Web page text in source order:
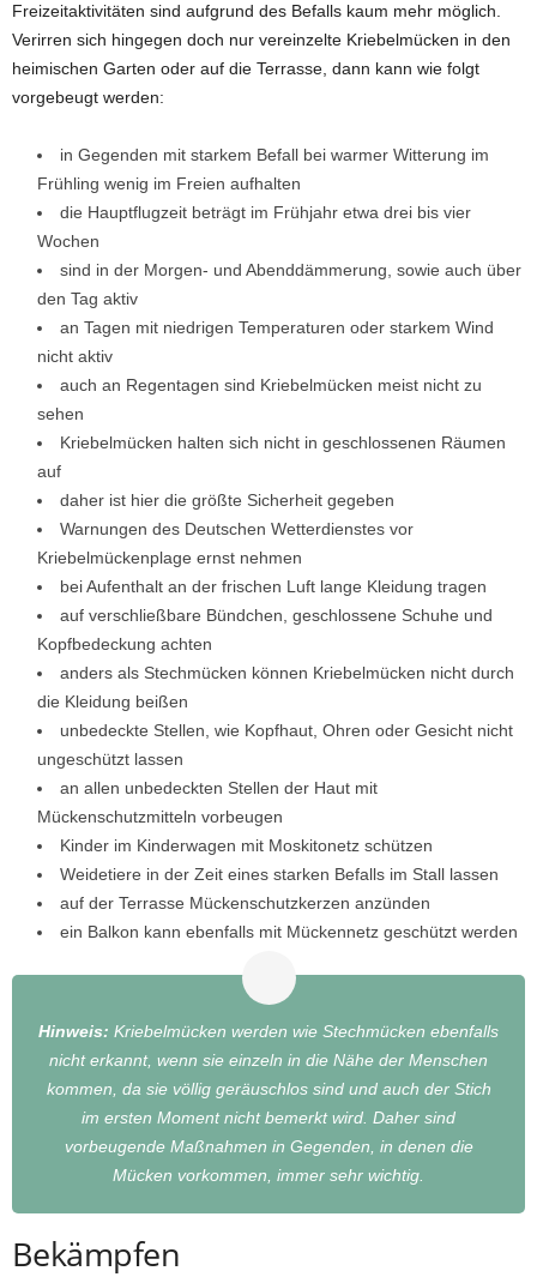
Freizeitaktivitäten sind aufgrund des Befalls kaum mehr möglich.
Verirren sich hingegen doch nur vereinzelte Kriebelmücken in den
heimischen Garten oder auf die Terrasse, dann kann wie folgt
vorgebeugt werden:
in Gegenden mit starkem Befall bei warmer Witterung im
Frühling wenig im Freien aufhalten
die Hauptflugzeit beträgt im Frühjahr etwa drei bis vier
Wochen
sind in der Morgen- und Abenddämmerung, sowie auch über
den Tag aktiv
an Tagen mit niedrigen Temperaturen oder starkem Wind
nicht aktiv
auch an Regentagen sind Kriebelmücken meist nicht zu
sehen
Kriebelmücken halten sich nicht in geschlossenen Räumen
auf
daher ist hier die größte Sicherheit gegeben
Warnungen des Deutschen Wetterdienstes vor
Kriebelmückenplage ernst nehmen
bei Aufenthalt an der frischen Luft lange Kleidung tragen
auf verschließbare Bündchen, geschlossene Schuhe und
Kopfbedeckung achten
anders als Stechmücken können Kriebelmücken nicht durch
die Kleidung beißen
unbedeckte Stellen, wie Kopfhaut, Ohren oder Gesicht nicht
ungeschützt lassen
an allen unbedeckten Stellen der Haut mit
Mückenschutzmitteln vorbeugen
Kinder im Kinderwagen mit Moskitonetz schützen
Weidetiere in der Zeit eines starken Befalls im Stall lassen
auf der Terrasse Mückenschutzkerzen anzünden
ein Balkon kann ebenfalls mit Mückennetz geschützt werden
Hinweis: Kriebelmücken werden wie Stechmücken ebenfalls
nicht erkannt, wenn sie einzeln in die Nähe der Menschen
kommen, da sie völlig geräuschlos sind und auch der Stich
im ersten Moment nicht bemerkt wird. Daher sind
vorbeugende Maßnahmen in Gegenden, in denen die
Mücken vorkommen, immer sehr wichtig.
Bekämpfen